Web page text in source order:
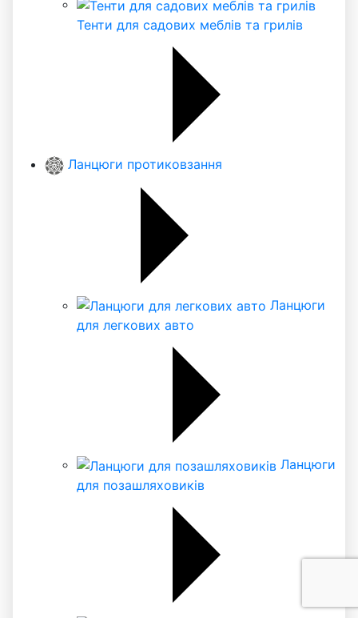
Тенти для садових меблів та грилів
Ланцюги протиковзання
Ланцюги
для легкових авто
Ланцюги
для позашляховиків